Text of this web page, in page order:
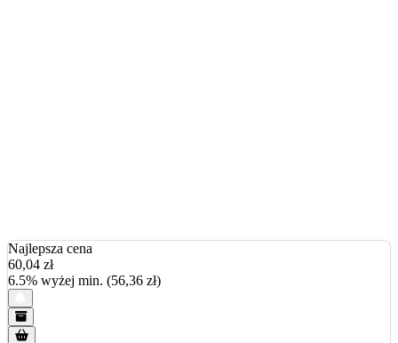
Najlepsza cena
60,04 zł
6.5% wyżej min. (56,36 zł)